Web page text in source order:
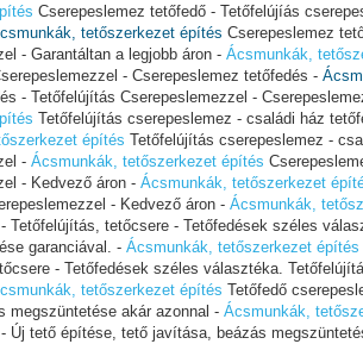
Cserepeslemez tetőfedő - Tetőfelújíás
tetőszerkezet építés Cserepeslemez
- Garantáltan a legjobb áron - Ácsmunkák,
- Cserepeslemez tetőfedés -
- Tetőfelújítás Cserepeslemezzel -
Tetőfelújítás cserepeslemez - családi ház
építés Tetőfelújítás cserepeslemez -
- Ácsmunkák, tetőszerkezet építés
- Kedvező áron - Ácsmunkák, tetőszerkezet
- Kedvező áron - Ácsmunkák,
Tetőfelújítás, tetőcsere - Tetőfedések széles
garanciával. - Ácsmunkák, tetőszerkezet építés
- Tetőfedések széles választéka.
tetőszerkezet építés Tetőfedő
megszüntetése akár azonnal - Ácsmunkák,
Új tető építése, tető javítása, beázás